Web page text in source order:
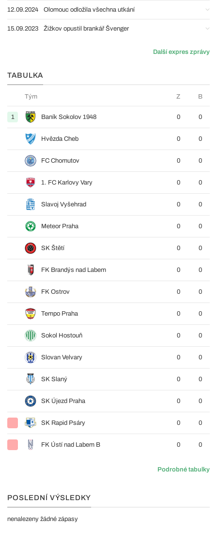
12.09.2024 Olomouc odložila všechna utkání
15.09.2023 Žižkov opustil brankář Švenger
Další expres zprávy
TABULKA
Tým Z B
1 Baník Sokolov 1948 0 0
Hvězda Cheb 0 0
FC Chomutov 0 0
1. FC Karlovy Vary 0 0
Slavoj Vyšehrad 0 0
Meteor Praha 0 0
SK Štětí 0 0
FK Brandýs nad Labem 0 0
FK Ostrov 0 0
Tempo Praha 0 0
Sokol Hostouň 0 0
Slovan Velvary 0 0
SK Slaný 0 0
SK Újezd Praha 0 0
SK Rapid Psáry 0 0
FK Ústí nad Labem B 0 0
Podrobné tabulky
POSLEDNÍ VÝSLEDKY
nenalezeny žádné zápasy